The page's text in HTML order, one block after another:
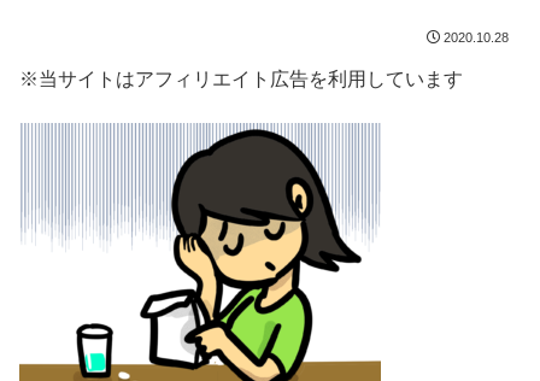
2020.10.28
※当サイトはアフィリエイト広告を利用しています